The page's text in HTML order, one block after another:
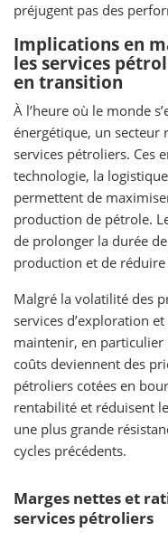
préjugent pas des
Implications en
les services
en transition
À l’heure où le monde
énergétique, un secteur
services pétroliers. Ces
technologie, la
permettent de
production de pétrole.
de prolonger la durée
production et de
Malgré la volatilité des
services d’exploration
maintenir, en particulier
coûts deviennent des
pétroliers cotées en
rentabilité et réduisent
une plus grande
cycles précédents.
Marges nettes et
services pétroliers